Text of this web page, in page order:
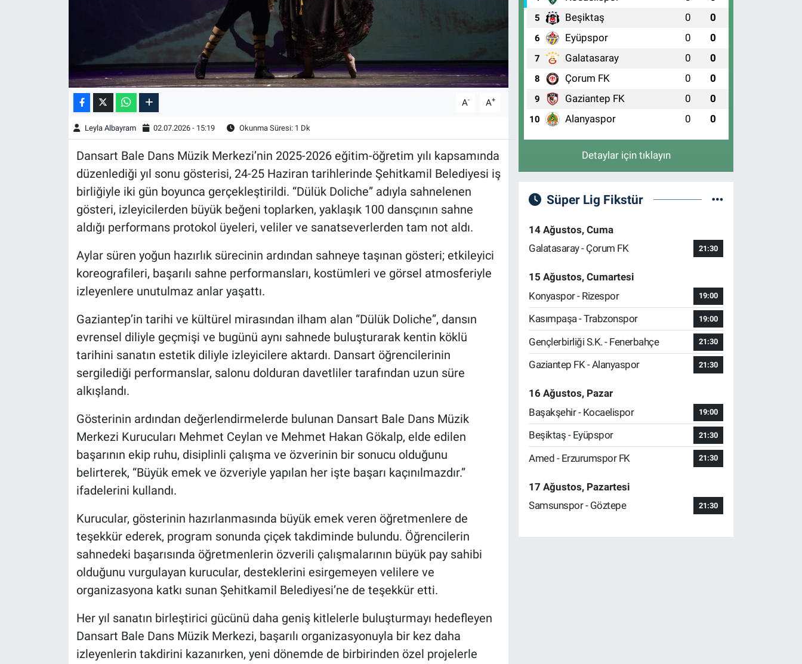
A- A+
Leyla Albayram 02.07.2026 - 15:19 Okunma Süresi: 1 Dk
Dansart Bale Dans Müzik Merkezi’nin 2025-2026 eğitim-öğretim yılı kapsamında
düzenlediği yıl sonu gösterisi, 24-25 Haziran tarihlerinde Şehitkamil Belediyesi iş
birliğiyle iki gün boyunca gerçekleştirildi. “Dülük Doliche” adıyla sahnelenen
gösteri, izleyicilerden büyük beğeni toplarken, yaklaşık 100 dansçının sahne
aldığı performans protokol üyeleri, veliler ve sanatseverlerden tam not aldı.
Aylar süren yoğun hazırlık sürecinin ardından sahneye taşınan gösteri; etkileyici
koreografileri, başarılı sahne performansları, kostümleri ve görsel atmosferiyle
izleyenlere unutulmaz anlar yaşattı.
Gaziantep’in tarihi ve kültürel mirasından ilham alan “Dülük Doliche”, dansın
evrensel diliyle geçmişi ve bugünü aynı sahnede buluşturarak kentin köklü
tarihini sanatın estetik diliyle izleyicilere aktardı. Dansart öğrencilerinin
sergilediği performanslar, salonu dolduran davetliler tarafından uzun süre
alkışlandı.
Gösterinin ardından değerlendirmelerde bulunan Dansart Bale Dans Müzik
Merkezi Kurucuları Mehmet Ceylan ve Mehmet Hakan Gökalp, elde edilen
başarının ekip ruhu, disiplinli çalışma ve özverinin bir sonucu olduğunu
belirterek, “Büyük emek ve özveriyle yapılan her işte başarı kaçınılmazdır.”
ifadelerini kullandı.
Kurucular, gösterinin hazırlanmasında büyük emek veren öğretmenlere de
teşekkür ederek, program sonunda çiçek takdiminde bulundu. Öğrencilerin
sahnedeki başarısında öğretmenlerin özverili çalışmalarının büyük pay sahibi
olduğunu vurgulayan kurucular, desteklerini esirgemeyen velilere ve
organizasyona katkı sunan Şehitkamil Belediyesi’ne de teşekkür etti.
Her yıl sanatın birleştirici gücünü daha geniş kitlelerle buluşturmayı hedefleyen
Dansart Bale Dans Müzik Merkezi, başarılı organizasyonuyla bir kez daha
izleyenlerin takdirini kazanırken, yeni dönemde de birbirinden özel projelerle
5 Beşiktaş 0 0
6 Eyüpspor 0 0
7 Galatasaray 0 0
8 Çorum FK 0 0
9 Gaziantep FK 0 0
10 Alanyaspor 0 0
Detaylar için tıklayın
Süper Lig Fikstür
14 Ağustos, Cuma
Galatasaray - Çorum FK
21:30
15 Ağustos, Cumartesi
Konyaspor - Rizespor
19:00
Kasımpaşa - Trabzonspor 19:00
Gençlerbirliği S.K. - Fenerbahçe 21:30
Gaziantep FK - Alanyaspor 21:30
16 Ağustos, Pazar
Başakşehir - Kocaelispor
19:00
Beşiktaş - Eyüpspor 21:30
Amed - Erzurumspor FK 21:30
17 Ağustos, Pazartesi
Samsunspor - Göztepe
21:30